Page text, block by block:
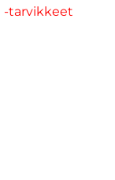
-tarvikkeet